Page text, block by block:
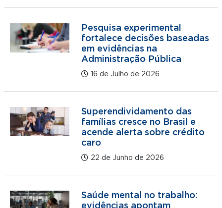
Pesquisa experimental
fortalece decisões baseadas
em evidências na
Administração Pública
16 de Julho de 2026
Superendividamento das
famílias cresce no Brasil e
acende alerta sobre crédito
caro
22 de Junho de 2026
Saúde mental no trabalho:
evidências apontam